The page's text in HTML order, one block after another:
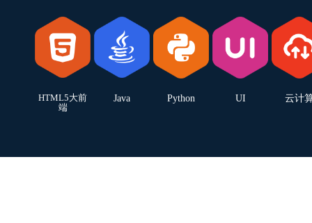
HTML5大前
端
Java Python UI 云计